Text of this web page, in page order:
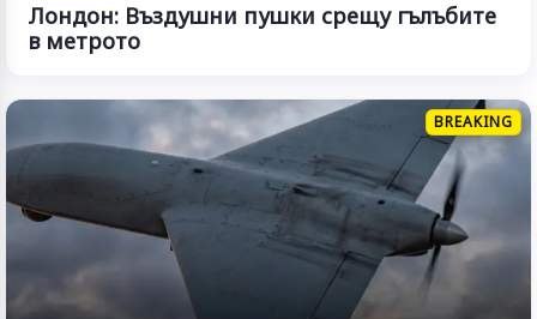
Лондон: Въздушни пушки срещу гълъбите
в метрото
BREAKING